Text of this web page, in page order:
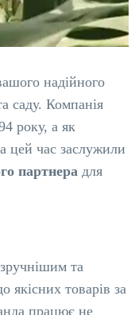
надійного
саду. Компанія
року, а як
цей час заслужили
партнера для
та
якісних товарів за
працює не